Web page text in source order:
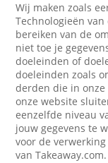
Wij maken zoals
Technologieën
bereiken van de
niet toe je
doeleinden of
doeleinden zoals
derden die in
onze website
eenzelfde niveau
jouw gegevens te
voor de
van Takeaway.com.